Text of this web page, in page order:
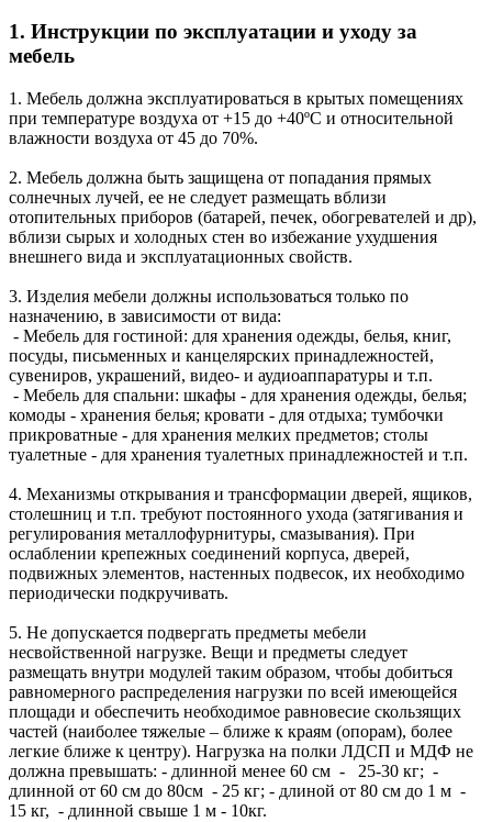
1. Инструкции по эксплуатации и уходу за
мебель
1. Мебель должна эксплуатироваться в крытых помещениях
при температуре воздуха от +15 до +40ºС и относительной
влажности воздуха от 45 до 70%.
2. Мебель должна быть защищена от попадания прямых
солнечных лучей, ее не следует размещать вблизи
отопительных приборов (батарей, печек, обогревателей и др),
вблизи сырых и холодных стен во избежание ухудшения
внешнего вида и эксплуатационных свойств.
3. Изделия мебели должны использоваться только по
назначению, в зависимости от вида:
- Мебель для гостиной: для хранения одежды, белья, книг,
посуды, письменных и канцелярских принадлежностей,
сувениров, украшений, видео- и аудиоаппаратуры и т.п.
- Мебель для спальни: шкафы - для хранения одежды, белья;
комоды - хранения белья; кровати - для отдыха; тумбочки
прикроватные - для хранения мелких предметов; столы
туалетные - для хранения туалетных принадлежностей и т.п.
4. Механизмы открывания и трансформации дверей, ящиков,
столешниц и т.п. требуют постоянного ухода (затягивания и
регулирования металлофурнитуры, смазывания). При
ослаблении крепежных соединений корпуса, дверей,
подвижных элементов, настенных подвесок, их необходимо
периодически подкручивать.
5. Не допускается подвергать предметы мебели
несвойственной нагрузке. Вещи и предметы следует
размещать внутри модулей таким образом, чтобы добиться
равномерного распределения нагрузки по всей имеющейся
площади и обеспечить необходимое равновесие скользящих
частей (наиболее тяжелые – ближе к краям (опорам), более
легкие ближе к центру). Нагрузка на полки ЛДСП и МДФ не
должна превышать: - длинной менее 60 см - 25-30 кг; -
длинной от 60 см до 80см - 25 кг; - длиной от 80 см до 1 м -
15 кг, - длинной свыше 1 м - 10кг.